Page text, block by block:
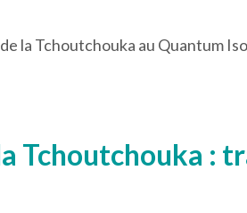
la Tchoutchouka au Quantum
Tchoutchouka :